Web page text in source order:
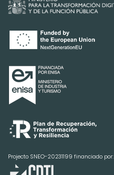
Projecto SNEO-20231199 financiado por: